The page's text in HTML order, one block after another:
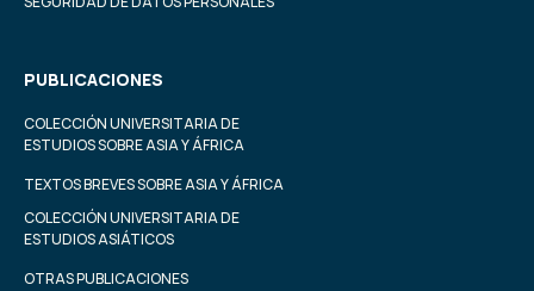
PUBLICACIONES
COLECCIÓN UNIVERSITARIA DE
ESTUDIOS SOBRE ASIA Y ÁFRICA
TEXTOS BREVES SOBRE ASIA Y ÁFRICA
COLECCIÓN UNIVERSITARIA DE
ESTUDIOS ASIÁTICOS
OTRAS PUBLICACIONES